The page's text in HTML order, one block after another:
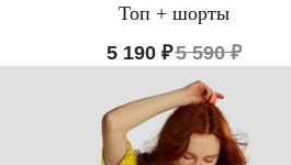
Топ + шорты
5 190 ₽5 590 ₽